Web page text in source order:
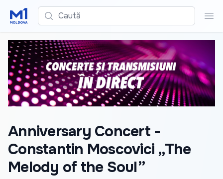
Caută
Anniversary Concert -
Constantin Moscovici „The
Melody of the Soul”